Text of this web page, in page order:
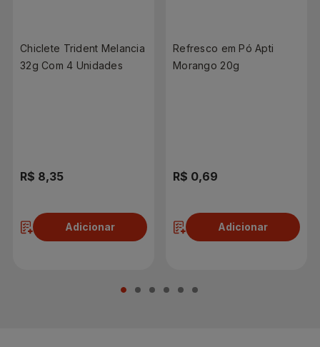
Chiclete Trident Melancia
32g Com 4 Unidades
R$ 8,35
Adicionar
Refresco em Pó Apti
Morango 20g
R$ 0,69
Adicionar